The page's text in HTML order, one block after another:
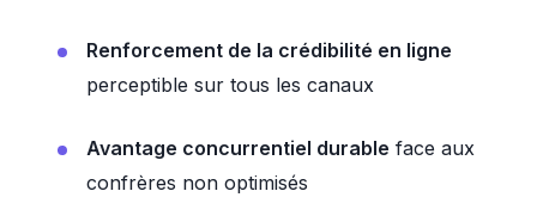
Renforcement de la crédibilité en ligne
perceptible sur tous les canaux
Avantage concurrentiel durable face aux
confrères non optimisés